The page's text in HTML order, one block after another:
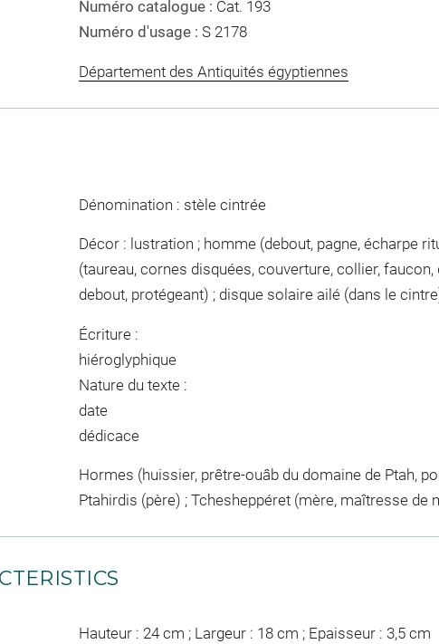
Numéro catalogue : Cat. 193
Numéro d'usage : S 2178
Département des Antiquités égyptiennes
Dénomination : stèle cintrée
Décor : lustration ; homme (debout, pagne, écharpe
(taureau, cornes disquées, couverture, collier,
debout, protégeant) ; disque solaire ailé (dans le
Écriture :
hiéroglyphique
Nature du texte :
date
dédicace
Hormes (huissier, prêtre-ouâb du domaine de Ptah,
Ptahirdis (père) ; Tchesheppéret (mère, maîtresse de
Hauteur : 24 cm ; Largeur : 18 cm ; Epaisseur : 3,5 cm